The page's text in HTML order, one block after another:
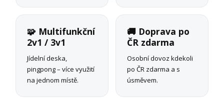
🧩 Multifunkční
2v1 / 3v1
Jídelní deska,
pingpong – více využití
na jednom místě.
🚚 Doprava po
ČR zdarma
Osobní dovoz kdekoli
po ČR zdarma a s
úsměvem.